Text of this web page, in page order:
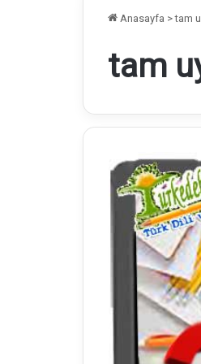
Anasayfa > tam
tam